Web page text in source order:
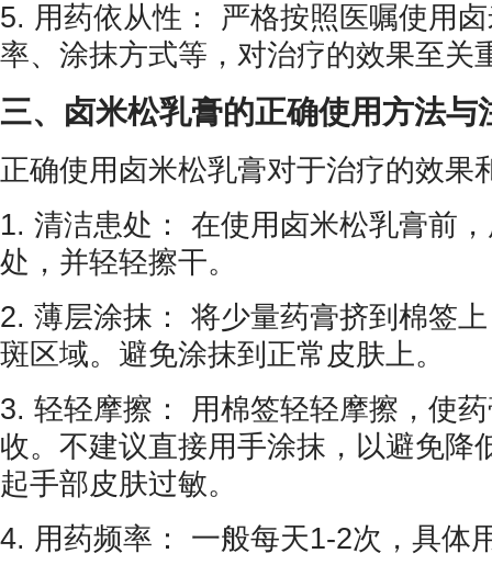
5. 用药依从性： 严格按照医嘱使用
率、涂抹方式等，对治疗的效果至关
三、卤米松乳膏的正确使用方法与
正确使用卤米松乳膏对于治疗的效果
1. 清洁患处： 在使用卤米松乳膏前
处，并轻轻擦干。
2. 薄层涂抹： 将少量药膏挤到棉签
斑区域。避免涂抹到正常皮肤上。
3. 轻轻摩擦： 用棉签轻轻摩擦，使
收。不建议直接用手涂抹，以避免降
起手部皮肤过敏。
4. 用药频率： 一般每天1-2次，具体